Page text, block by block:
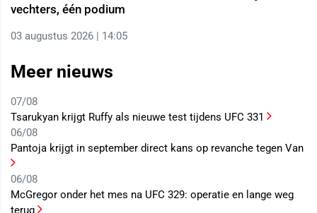
vechters, één podium
03 augustus 2026 | 14:05
Meer nieuws
07/08
Tsarukyan krijgt Ruffy als nieuwe test tijdens UFC 331
06/08
Pantoja krijgt in september direct kans op revanche tegen Van
06/08
McGregor onder het mes na UFC 329: operatie en lange weg
terug